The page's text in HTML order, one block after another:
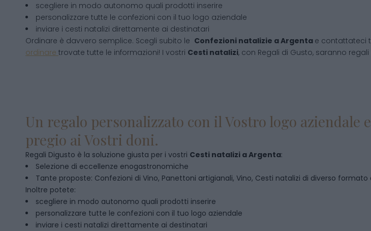
scegliere in modo autonomo quali prodotti inserire
personalizzare tutte le confezioni con il tuo logo aziendale
inviare i cesti natalizi direttamente ai destinatari
Ordinare è davvero semplice. Scegli subito le Confezioni natalizie aArgenta e contattateci
ordinare trovate tutte le informazioni! I vostri Cesti natalizi, con Regali di Gusto, saranno
Un regalo personalizzato con il Vostro logo
pregio ai Vostri doni.
Regali Digusto è la soluzione giusta per i vostri Cesti natalizi aArgenta:
Selezione di eccellenze enogastronomiche
Tante proposte: Confezioni di Vino, Panettoni artigianali, Vino, Cesti natalizi di diverso formato
Inoltre potete:
scegliere in modo autonomo quali prodotti inserire
personalizzare tutte le confezioni con il tuo logo aziendale
inviare i cesti natalizi direttamente ai destinatari